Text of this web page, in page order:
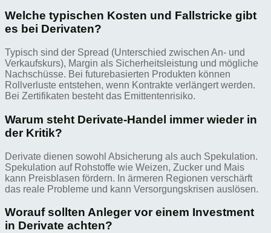
Welche typischen Kosten und Fallstricke gibt
es bei Derivaten?
Typisch sind der Spread (Unterschied zwischen An- und
Verkaufskurs), Margin als Sicherheitsleistung und mögliche
Nachschüsse. Bei futurebasierten Produkten können
Rollverluste entstehen, wenn Kontrakte verlängert werden.
Bei Zertifikaten besteht das Emittentenrisiko.
Warum steht Derivate-Handel immer wieder in
der Kritik?
Derivate dienen sowohl Absicherung als auch Spekulation.
Spekulation auf Rohstoffe wie Weizen, Zucker und Mais
kann Preisblasen fördern. In ärmeren Regionen verschärft
das reale Probleme und kann Versorgungskrisen auslösen.
Worauf sollten Anleger vor einem Investment
in Derivate achten?